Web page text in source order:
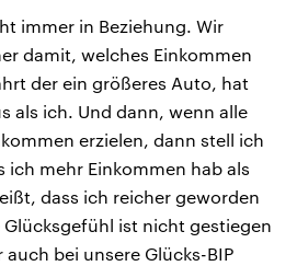
immer in Beziehung. Wir
damit, welches Einkommen
der ein größeres Auto, hat
als ich. Und dann, wenn alle
erzielen, dann stell ich
ich mehr Einkommen hab als
dass ich reicher geworden
ist nicht gestiegen
bei unsere Glücks-BIP